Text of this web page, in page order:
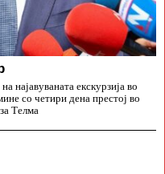
најавуваната екскурзија во
со четири дена престој во
Телма